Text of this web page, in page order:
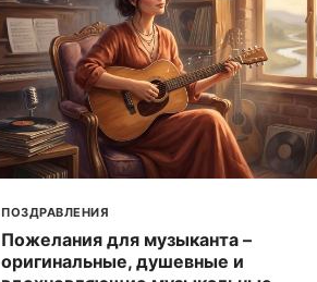
ПОЗДРАВЛЕНИЯ
Пожелания для музыканта –
оригинальные, душевные и